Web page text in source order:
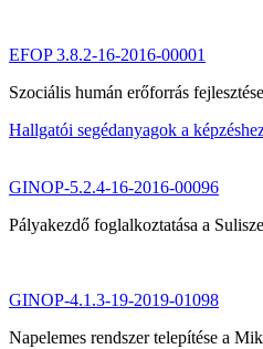
EFOP 3.8.2-16-2016-00001
Szociális humán erőforrás fejlesztése
Hallgatói segédanyagok a
GINOP-5.2.4-16-2016-00096
Pályakezdő foglalkoztatása a
GINOP-4.1.3-19-2019-01098
Napelemes rendszer telepítése a